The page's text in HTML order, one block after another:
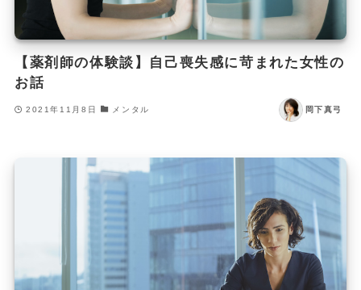
【薬剤師の体験談】自己喪失感に苛まれた女性の
お話
2021年11月8日 メンタル 岡下真弓